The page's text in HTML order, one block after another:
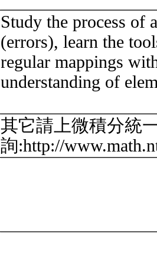
Study the process of
(errors), learn the
regular mappings
understanding of
其它請上微積分統
詢:http://